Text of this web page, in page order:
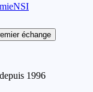
NSI
échange
1996